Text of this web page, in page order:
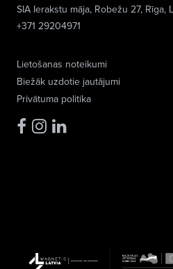
Lietošanas noteikumi
Biežāk uzdotie jautājumi
Privātuma politika
SIA Ierakstu māja, Robežu 27, Rīga,
+371 29204971